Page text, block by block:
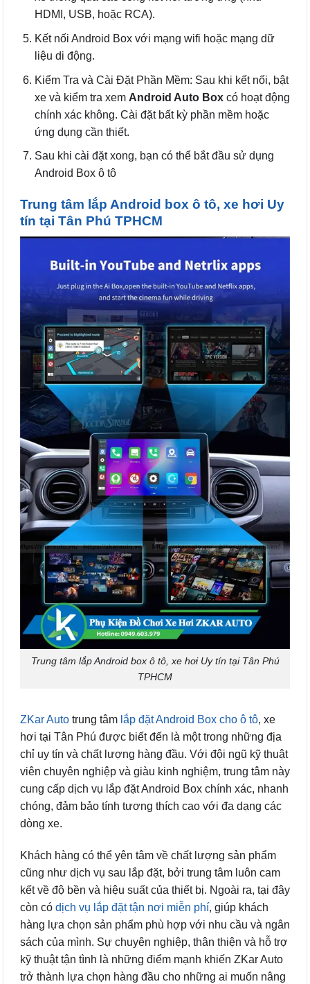
HDMI, USB, hoặc RCA).
Kết nối Android Box với mạng wifi hoặc mạng dữ
liệu di động.
Kiểm Tra và Cài Đặt Phần Mềm: Sau khi kết nối, bật
xe và kiểm tra xem Android Auto Boxcó hoạt động
chính xác không. Cài đặt bất kỳ phần mềm hoặc
ứng dụng cần thiết.
Sau khi cài đặt xong, bạn có thể bắt đầu sử dụng
Android Box ô tô
Trung tâm lắp Android box ô tô, xe hơi Uy
tín tại Tân Phú TPHCM
Trung tâm lắp Android box ô tô, xe hơi Uy tín tại Tân Phú
TPHCM
ZKar Auto trung tâm lắp đặt Android Box cho ô tô, xe
hơi tại Tân Phú được biết đến là một trong những địa
chỉ uy tín và chất lượng hàng đầu. Với đội ngũ kỹ thuật
viên chuyên nghiệp và giàu kinh nghiệm, trung tâm này
cung cấp dịch vụ lắp đặt Android Box chính xác, nhanh
chóng, đảm bảo tính tương thích cao với đa dạng các
dòng xe.
Khách hàng có thể yên tâm về chất lượng sản phẩm
cũng như dịch vụ sau lắp đặt, bởi trung tâm luôn cam
kết về độ bền và hiệu suất của thiết bị. Ngoài ra, tại đây
còn có dịch vụ lắp đặt tận nơi miễn phí, giúp khách
hàng lựa chọn sản phẩm phù hợp với nhu cầu và ngân
sách của mình. Sự chuyên nghiệp, thân thiện và hỗ trợ
kỹ thuật tận tình là những điểm mạnh khiến ZKar Auto
trở thành lựa chọn hàng đầu cho những ai muốn nâng